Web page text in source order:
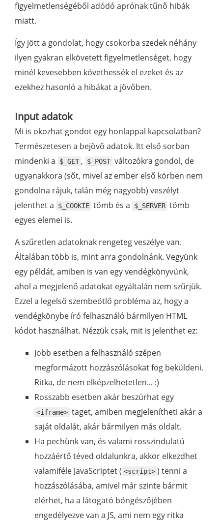
figyelmetlenségéből adódó aprónak tűnő hibák
miatt.
Így jött a gondolat, hogy csokorba szedek néhány
ilyen gyakran elkövetett figyelmetlenséget, hogy
minél kevesebben követhessék el ezeket és az
ezekhez hasonló a hibákat a jövőben.
Input adatok
Mi is okozhat gondot egy honlappal kapcsolatban?
Természetesen a bejövő adatok. Itt első sorban
mindenki a
$_GET , $_POST változókra gondol, de
ugyanakkora (sőt, mivel az ember első körben nem
gondolna rájuk, talán még nagyobb) veszélyt
jelenthet a
$_COOKIE tömb és a $_SERVER tömb
egyes elemei is.
A szűretlen adatoknak rengeteg veszélye van.
Általában több is, mint arra gondolnánk. Vegyünk
egy példát, amiben is van egy vendégkönyvünk,
ahol a megjelenő adatokat egyáltalán nem szűrjük.
Ezzel a legelső szembeötlő probléma az, hogy a
vendégkönybe író felhasználó bármilyen HTML
kódot használhat. Nézzük csak, mit is jelenthet ez:
Jobb esetben a felhasználó szépen
megformázott hozzászólásokat fog beküldeni.
Ritka, de nem elképzelhetetlen... :)
Rosszabb esetben akár beszúrhat egy
<iframe> taget, amiben megjelenítheti akár a
saját oldalát, akár bármilyen más oldalt.
Ha pechünk van, és valami rosszindulatú
hozzáértő téved oldalunkra, akkor elkezdhet
valamiféle JavaScriptet ( <script> ) tenni a
hozzászólásába, amivel már szinte bármit
elérhet, ha a látogató böngészőjében
engedélyezve van a JS, ami nem egy ritka